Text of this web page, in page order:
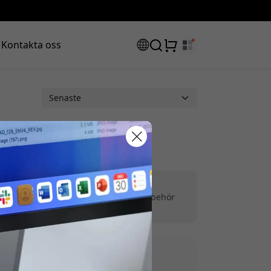
Kontakta oss
| Biltillbehör
| Skrivbordstillbehör | iPhone‑tillbehör
för att få 8% rabatt.